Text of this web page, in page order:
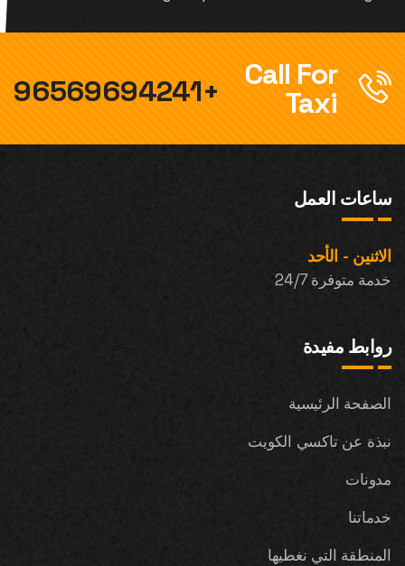
Call For
Taxi
+96569694241
ساعات العمل
الاثنين - الأحد
خدمة متوفرة 24/7
روابط مفيدة
الصفحة الرئيسية
نبذة عن تاكسي الكويت
مدونات
خدماتنا
المنطقة التي نغطيها